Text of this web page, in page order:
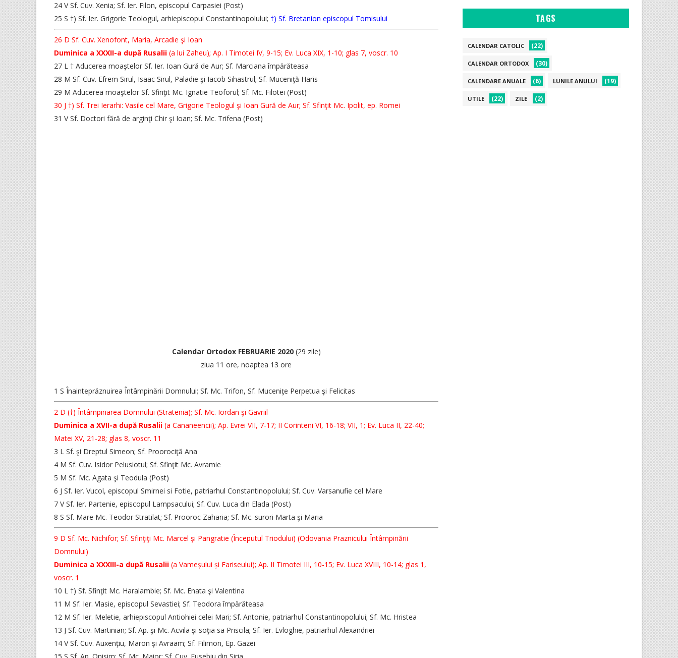
24 V Sf. Cuv. Xenia; Sf. Ier. Filon, episcopul Carpasiei (Post)
25 S †) Sf. Ier. Grigorie Teologul, arhiepiscopul Constantinopolului; †) Sf. Bretanion episcopul Tomisului
26 D Sf. Cuv. Xenofont, Maria, Arcadie şi Ioan
Duminica a XXXII-a după Rusalii (a lui Zaheu); Ap. I Timotei IV, 9-15; Ev. Luca XIX, 1-10; glas 7, voscr. 10
27 L † Aducerea moaştelor Sf. Ier. Ioan Gură de Aur; Sf. Marciana împărăteasa
28 M Sf. Cuv. Efrem Sirul, Isaac Sirul, Paladie şi Iacob Sihastrul; Sf. Muceniţă Haris
29 M Aducerea moaştelor Sf. Sfinţit Mc. Ignatie Teoforul; Sf. Mc. Filotei (Post)
30 J †) Sf. Trei Ierarhi: Vasile cel Mare, Grigorie Teologul şi Ioan Gură de Aur; Sf. Sfinţit Mc. Ipolit, ep. Romei
31 V Sf. Doctori fără de arginţi Chir şi Ioan; Sf. Mc. Trifena (Post)
Calendar Ortodox FEBRUARIE 2020(29 zile)
ziua 11 ore, noaptea 13 ore
1 S Înainteprăznuirea Întâmpinării Domnului; Sf. Mc. Trifon, Sf. Muceniţe Perpetua şi Felicitas
2 D (†) Întâmpinarea Domnului (Stratenia); Sf. Mc. Iordan şi Gavriil
Duminica a XVII-a după Rusalii (a Cananeencii); Ap. Evrei VII, 7-17; II Corinteni VI, 16-18; VII, 1; Ev. Luca II, 22-40;
Matei XV, 21-28; glas 8, voscr. 11
3 L Sf. şi Dreptul Simeon; Sf. Proorociţă Ana
4 M Sf. Cuv. Isidor Pelusiotul; Sf. Sfinţit Mc. Avramie
5 M Sf. Mc. Agata şi Teodula (Post)
6 J Sf. Ier. Vucol, episcopul Smirnei si Fotie, patriarhul Constantinopolului; Sf. Cuv. Varsanufie cel Mare
7 V Sf. Ier. Partenie, episcopul Lampsacului; Sf. Cuv. Luca din Elada (Post)
8 S Sf. Mare Mc. Teodor Stratilat; Sf. Prooroc Zaharia; Sf. Mc. surori Marta şi Maria
9 D Sf. Mc. Nichifor; Sf. Sfinţiţi Mc. Marcel şi Pangratie (Începutul Triodului) (Odovania Praznicului Întâmpinării
Domnului)
Duminica a XXXIII-a după Rusalii (a Vameșului și Fariseului); Ap. II Timotei III, 10-15; Ev. Luca XVIII, 10-14; glas 1,
voscr. 1
10 L †) Sf. Sfinţit Mc. Haralambie; Sf. Mc. Enata şi Valentina
11 M Sf. Ier. Vlasie, episcopul Sevastiei; Sf. Teodora împărăteasa
12 M Sf. Ier. Meletie, arhiepiscopul Antiohiei celei Mari; Sf. Antonie, patriarhul Constantinopolului; Sf. Mc. Hristea
13 J Sf. Cuv. Martinian; Sf. Ap. şi Mc. Acvila şi soţia sa Priscila; Sf. Ier. Evloghie, patriarhul Alexandriei
14 V Sf. Cuv. Auxenţiu, Maron şi Avraam; Sf. Filimon, Ep. Gazei
TAGS
CALENDAR CATOLIC (22)
CALENDAR ORTODOX (30)
CALENDARE ANUALE (6) LUNILE ANULUI (19)
UTILE (22) ZILE (2)